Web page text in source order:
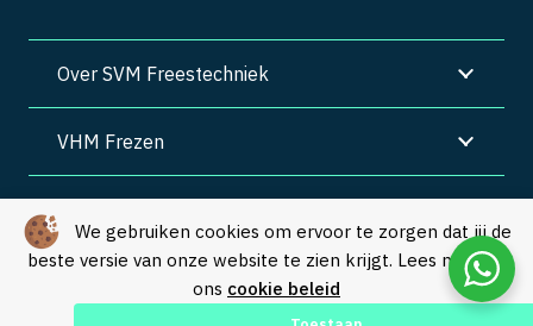
We gebruiken cookies om ervoor te zorgen dat jij de
beste versie van onze website te zien krijgt. Lees meer in
ons cookie beleid
Over SVM Freestechniek
VHM Frezen
Algemene voorwaarden | Privacy
© Copyright 2026 – SVM Freestechniek |
Webdesign by Yooker–